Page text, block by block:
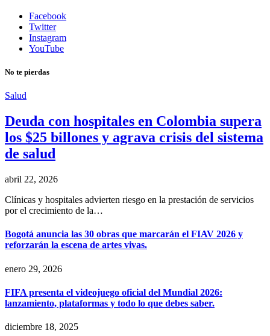
Facebook
Twitter
Instagram
YouTube
No te pierdas
Salud
Deuda con hospitales en Colombia supera
los $25 billones y agrava crisis del sistema
de salud
abril 22, 2026
Clínicas y hospitales advierten riesgo en la prestación de servicios
por el crecimiento de la…
Bogotá anuncia las 30 obras que marcarán el FIAV 2026 y
reforzarán la escena de artes vivas.
enero 29, 2026
FIFA presenta el videojuego oficial del Mundial 2026:
lanzamiento, plataformas y todo lo que debes saber.
diciembre 18, 2025